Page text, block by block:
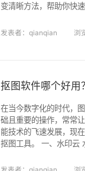
变清晰方法，帮助你快速修复模糊照片。 一、水印云 水印云是一
复图片中的模糊区域，
发表者：qianqian 浏
抠图软件哪个好用
在当今数字化的时代，
础且重要的操作，常常
能技术的飞速发展，现
抠图工具。 一、水印云 水印云是一款功能全面的 AI 工具箱，涵盖了图片去水印、视频去水印、视频提取、视频转